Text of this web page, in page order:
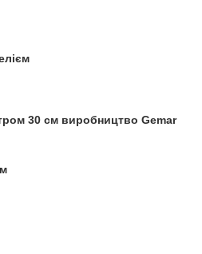
30 см виробництво Gemar